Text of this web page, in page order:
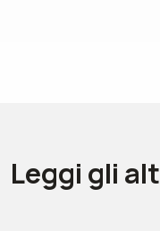
Leggi gli